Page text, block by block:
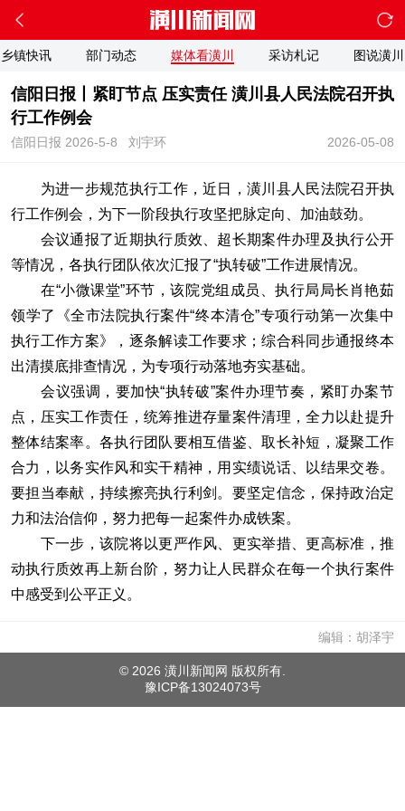
乡镇快讯 部门动态 媒体看潢川 采访札记 图说潢川
信阳日报丨紧盯节点 压实责任 潢川县人民法院召开执
行工作例会
2026-05-08
信阳日报 2026-5-8 刘宇环
为进一步规范执行工作，近日，潢川县人民法院召开执
行工作例会，为下一阶段执行攻坚把脉定向、加油鼓劲。
会议通报了近期执行质效、超长期案件办理及执行公开
等情况，各执行团队依次汇报了“执转破”工作进展情况。
在“小微课堂”环节，该院党组成员、执行局局长肖艳茹
领学了《全市法院执行案件“终本清仓”专项行动第一次集中
执行工作方案》，逐条解读工作要求；综合科同步通报终本
出清摸底排查情况，为专项行动落地夯实基础。
会议强调，要加快“执转破”案件办理节奏，紧盯办案节
点，压实工作责任，统筹推进存量案件清理，全力以赴提升
整体结案率。各执行团队要相互借鉴、取长补短，凝聚工作
合力，以务实作风和实干精神，用实绩说话、以结果交卷。
要担当奉献，持续擦亮执行利剑。要坚定信念，保持政治定
力和法治信仰，努力把每一起案件办成铁案。
下一步，该院将以更严作风、更实举措、更高标准，推
动执行质效再上新台阶，努力让人民群众在每一个执行案件
中感受到公平正义。
编辑：胡泽宇
© 2026 潢川新闻网 版权所有.
豫ICP备13024073号